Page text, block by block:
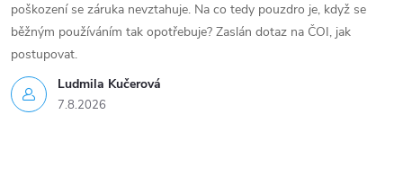
Ludmila Kučerová
7.8.2026
poškození se záruka nevztahuje. Na co tedy pouzdro je, když se
běžným používáním tak opotřebuje? Zaslán dotaz na ČOI, jak
postupovat.